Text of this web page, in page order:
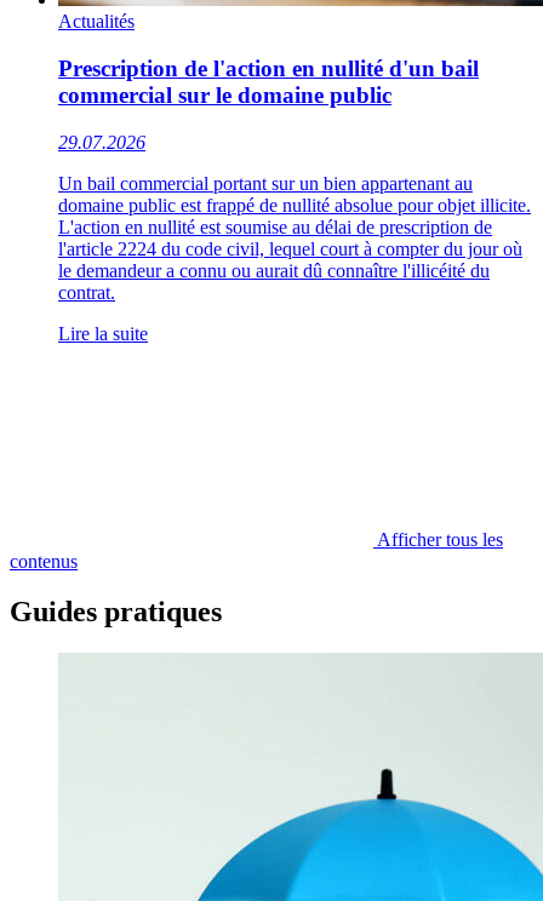
Actualités
Prescription de l'action en nullité d'un bail
commercial sur le domaine public
29.07.2026
Un bail commercial portant sur un bien appartenant au
domaine public est frappé de nullité absolue pour objet illicite.
L'action en nullité est soumise au délai de prescription de
l'article 2224 du code civil, lequel court à compter du jour où
le demandeur a connu ou aurait dû connaître l'illicéité du
contrat.
Lire la suite
Afficher tous les
contenus
Guides pratiques